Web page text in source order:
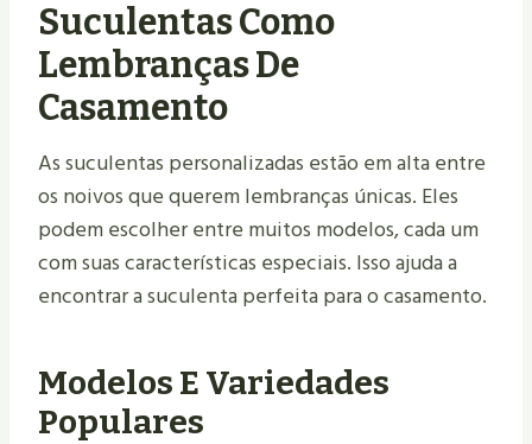
Suculentas Como
Lembranças De
Casamento
As suculentas personalizadas estão em alta entre
os noivos que querem lembranças únicas. Eles
podem escolher entre muitos modelos, cada um
com suas características especiais. Isso ajuda a
encontrar a suculenta perfeita para o casamento.
Modelos E Variedades
Populares